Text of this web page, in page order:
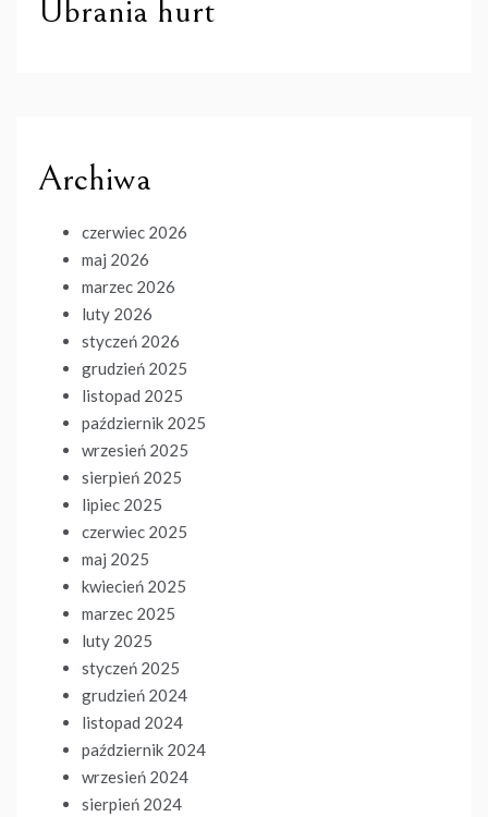
Ubrania hurt
Archiwa
czerwiec 2026
maj 2026
marzec 2026
luty 2026
styczeń 2026
grudzień 2025
listopad 2025
październik 2025
wrzesień 2025
sierpień 2025
lipiec 2025
czerwiec 2025
maj 2025
kwiecień 2025
marzec 2025
luty 2025
styczeń 2025
grudzień 2024
listopad 2024
październik 2024
wrzesień 2024
sierpień 2024